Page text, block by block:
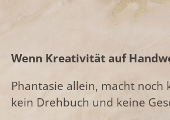
Wenn Kreativität auf
Phantasie allein, macht noch
kein Drehbuch und keine